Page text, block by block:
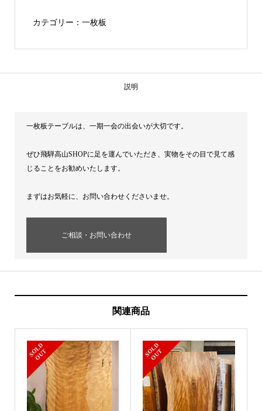
カテゴリー： 一枚板
説明
一枚板テーブルは、一期一会の出会いが大切です。
ぜひ飛騨高山SHOPに足を運んでいただき、実物をその目で見て感
じることをお勧めいたします。
まずはお気軽に、お問い合わせくださいませ。
ご相談・お問い合わせ
関連商品
S
O
L
D
O
U
T S
O
L
D
O
U
T